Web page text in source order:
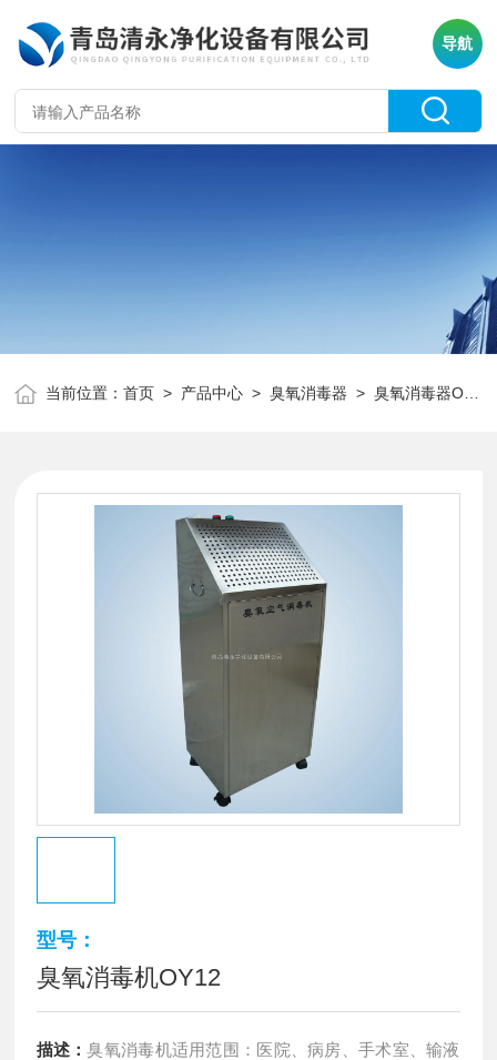
导航
当前位置：首页 > 产品中心 >臭氧消毒器 >臭氧消毒器OY12
型号：
臭氧消毒机OY12
描述：臭氧消毒机适用范围：医院、病房、手术室、输液